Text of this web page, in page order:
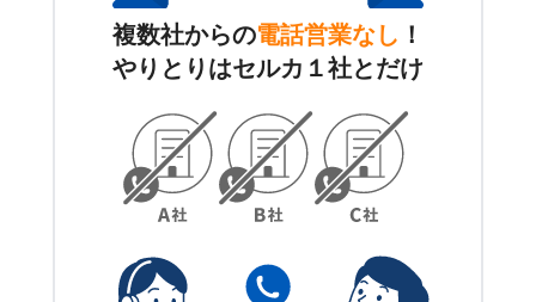
複数社からの電話営業なし ！
やりとりはセルカ１社とだけ